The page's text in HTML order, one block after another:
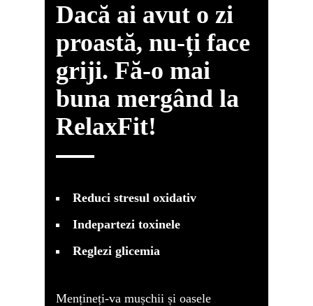
Dacă ai avut o zi
proastă, nu-ți face
griji. Fă-o mai
buna mergând la
RelaxFit!
Reduci stresul oxidativ
Indepartezi toxinele
Reglezi glicemia
Mențineți-va mușchii și oasele